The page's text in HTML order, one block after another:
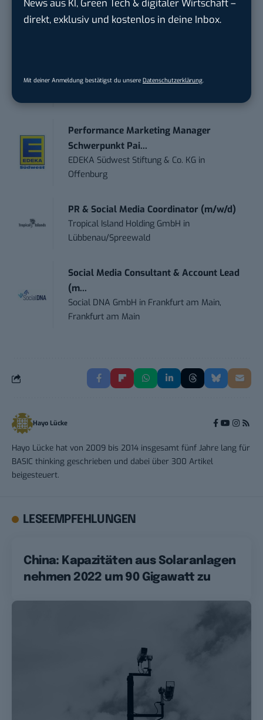
News aus KI, Green Tech & digitaler Wirtschaft –
direkt, exklusiv und kostenlos in deine Inbox.
Mit deiner Anmeldung bestätigst du unsere Datenschutzerklärung.
Marketing /...
Acura Fachklinik GmbH in Albstadt
Ferdinand Bilstein GmbH & Co. KGin
Performance Marketing Manager
Schwerpunkt Pai...
EDEKA Südwest Stiftung & Co. KG in
Offenburg
PR & Social Media Coordinator (m/w/d)
Tropical Island Holding GmbH in
Lübbenau/Spreewald
Social Media Consultant & Account Lead
(m...
Social DNA GmbH in Frankfurt am Main,
Frankfurt am Main
Hayo Lücke
Hayo Lücke hat von 2009 bis 2014 insgesamt fünf Jahre lang für
BASIC thinking geschrieben und dabei über 300 Artikel
beigesteuert.
LESEEMPFEHLUNGEN
China: Kapazitäten aus Solaranlagen
nehmen 2022 um 90 Gigawatt zu